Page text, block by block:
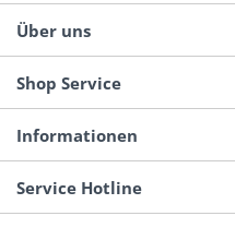
Über uns
Shop Service
Informationen
Service Hotline